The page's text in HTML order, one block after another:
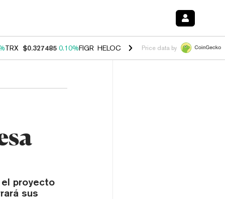
TRX $0.327485 0.10%FIGR_HELOC $1.038 1.80%HYPE $55.74 -
Price data by
el proyecto
sus